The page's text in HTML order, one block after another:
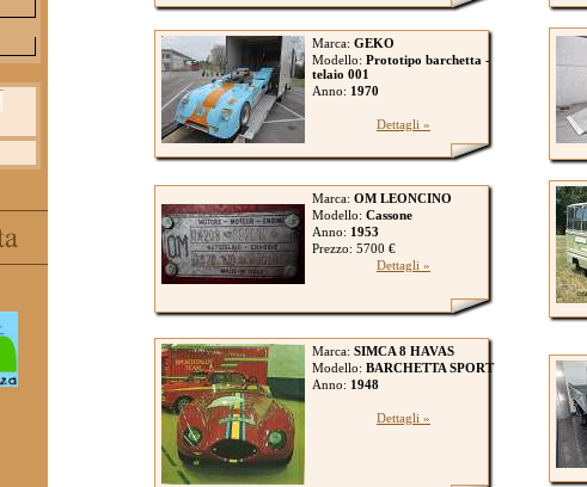
Marca: GEKO
Modello: Prototipo barchetta -
telaio 001
Anno: 1970
Dettagli »
Marca: OM LEONCINO
Modello: Cassone
Anno: 1953
Prezzo: 5700 €
Dettagli »
Marca: SIMCA 8 HAVAS
Modello: BARCHETTA SPORT
Anno: 1948
Dettagli »